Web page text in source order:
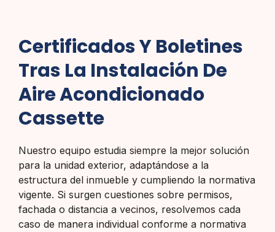
Certificados Y Boletines
Tras La Instalación De
Aire Acondicionado
Cassette
Nuestro equipo estudia siempre la mejor solución
para la unidad exterior, adaptándose a la
estructura del inmueble y cumpliendo la normativa
vigente. Si surgen cuestiones sobre permisos,
fachada o distancia a vecinos, resolvemos cada
caso de manera individual conforme a normativa